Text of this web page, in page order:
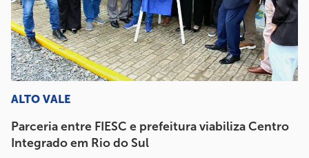
ALTO VALE
Parceria entre FIESC e prefeitura viabiliza Centro
Integrado em Rio do Sul